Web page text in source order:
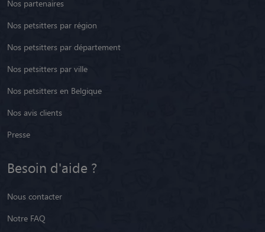
Nos partenaires
Nos petsitters par région
Nos petsitters par département
Nos petsitters par ville
Nos petsitters en Belgique
Nos avis clients
Presse
Besoin d'aide ?
Nous contacter
Notre FAQ